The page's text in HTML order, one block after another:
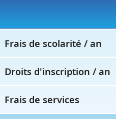
Frais de scolarité / an
Droits d'inscription / an
Frais de services